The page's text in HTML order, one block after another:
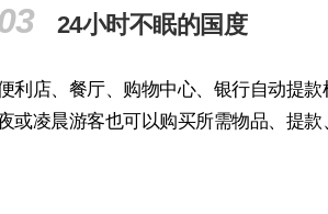
24小时不眠的国度
利店、餐厅、购物中心、银行自动提
或凌晨游客也可以购买所需物品、提款